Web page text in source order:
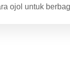
ojol untuk